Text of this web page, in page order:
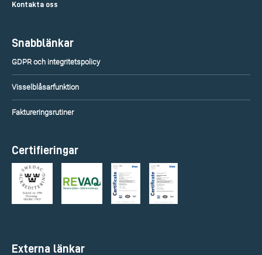
Kontakta oss
Snabblänkar
GDPR och integritetspolicy
Visselblåsarfunktion
Faktureringsrutiner
Certifieringar
Externa länkar